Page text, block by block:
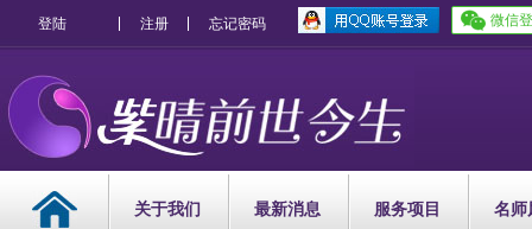
登陆 注册 忘记密码 微信
关于我们 最新消息 服务项目 名师